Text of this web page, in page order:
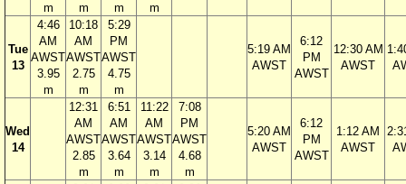
m
m
m
m
Tue
13
4:46
AM
AWST
3.95
m
10:18
AM
AWST
2.75
m
5:29
PM
AWST
4.75
m
5:19 AM
AWST
6:12
PM
AWST
12:30 AM
AWST
Wed
14
12:31
AM
AWST
2.85
m
6:51
AM
AWST
3.64
m
11:22
AM
AWST
3.14
m
7:08
PM
AWST
4.68
m
5:20 AM
AWST
6:12
PM
AWST
1:12 AM
AWST